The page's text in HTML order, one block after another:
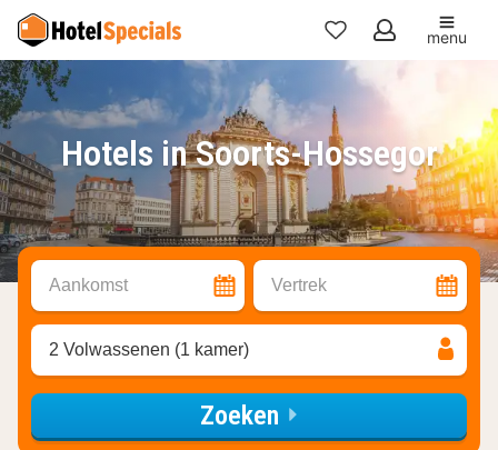
Mijn
favorieten
menu
Hotels in Soorts-Hossegor
Aankomst Vertrek
2 Volwassenen (1 kamer)
Zoeken